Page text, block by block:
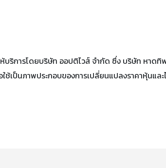
บริการโดยบริษัท ออปติไวส์ จำกัด ซึ่ง บริษัท ห
เป็นภาพประกอบของการเปลี่ยนแปลงราคาหุ้นแล